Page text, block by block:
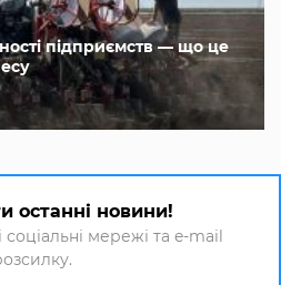
підприємств — що це
останні новини!
мережі та e-mail